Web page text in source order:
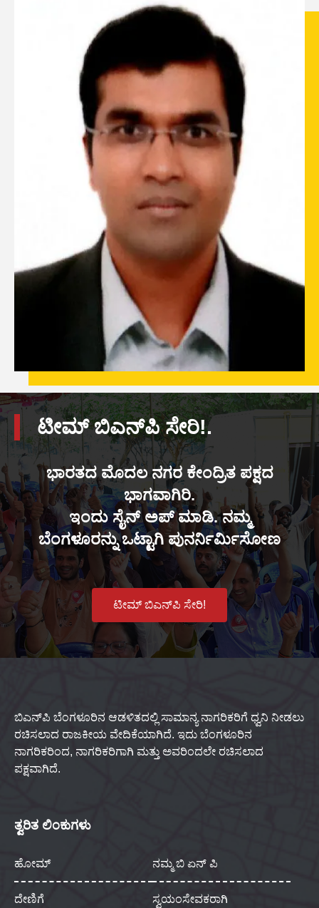
ಟೀಮ್ ಬಿಎನ್‌ಪಿ ಸೇರಿ!.
ಭಾರತದ ಮೊದಲ ನಗರ ಕೇಂದ್ರಿತ ಪಕ್ಷದ
ಭಾಗವಾಗಿರಿ.
ಇಂದು ಸೈನ್ ಅಪ್ ಮಾಡಿ. ನಮ್ಮ
ಬೆಂಗಳೂರನ್ನು ಒಟ್ಟಾಗಿ ಪುನರ್ನಿರ್ಮಿಸೋಣ
ಟೀಮ್ ಬಿಎನ್‌ಪಿ ಸೇರಿ!
ಬಿಎನ್‌ಪಿ ಬೆಂಗಳೂರಿನ ಆಡಳಿತದಲ್ಲಿ ಸಾಮಾನ್ಯ ನಾಗರಿಕರಿಗೆ ಧ್ವನಿ ನೀಡಲು
ರಚಿಸಲಾದ ರಾಜಕೀಯ ವೇದಿಕೆಯಾಗಿದೆ. ಇದು ಬೆಂಗಳೂರಿನ
ನಾಗರಿಕರಿಂದ, ನಾಗರಿಕರಿಗಾಗಿ ಮತ್ತು ಅವರಿಂದಲೇ ರಚಿಸಲಾದ
ಪಕ್ಷವಾಗಿದೆ.
ತ್ವರಿತ ಲಿಂಕುಗಳು
ಹೋಮ್ ನಮ್ಮ ಬಿ ಏನ್ ಪಿ
ದೇಣಿಗೆ ಸ್ವಯಂಸೇವಕರಾಗಿ